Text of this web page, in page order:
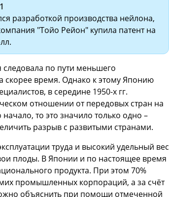
разработкой производства нейлона,
"Тойо Рейон" купила патент на
по пути меньшего
скорее время. Однако к этому Японию
в середине 1950-х гг.
отношении от передовых стран на
то это значило только одно –
разрыв с развитыми странами.
труда и высокий удельный вес
плоды. В Японии и по настоящее время
продукта. При этом 70%
промышленных корпораций, а за счёт
объяснить при помощи отмеченной